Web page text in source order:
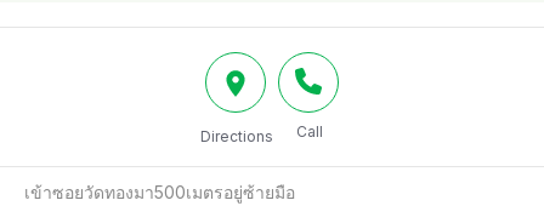
Directions Call
เข้าซอยวัดทองมา500เมตรอยู่ซ้ายมือ